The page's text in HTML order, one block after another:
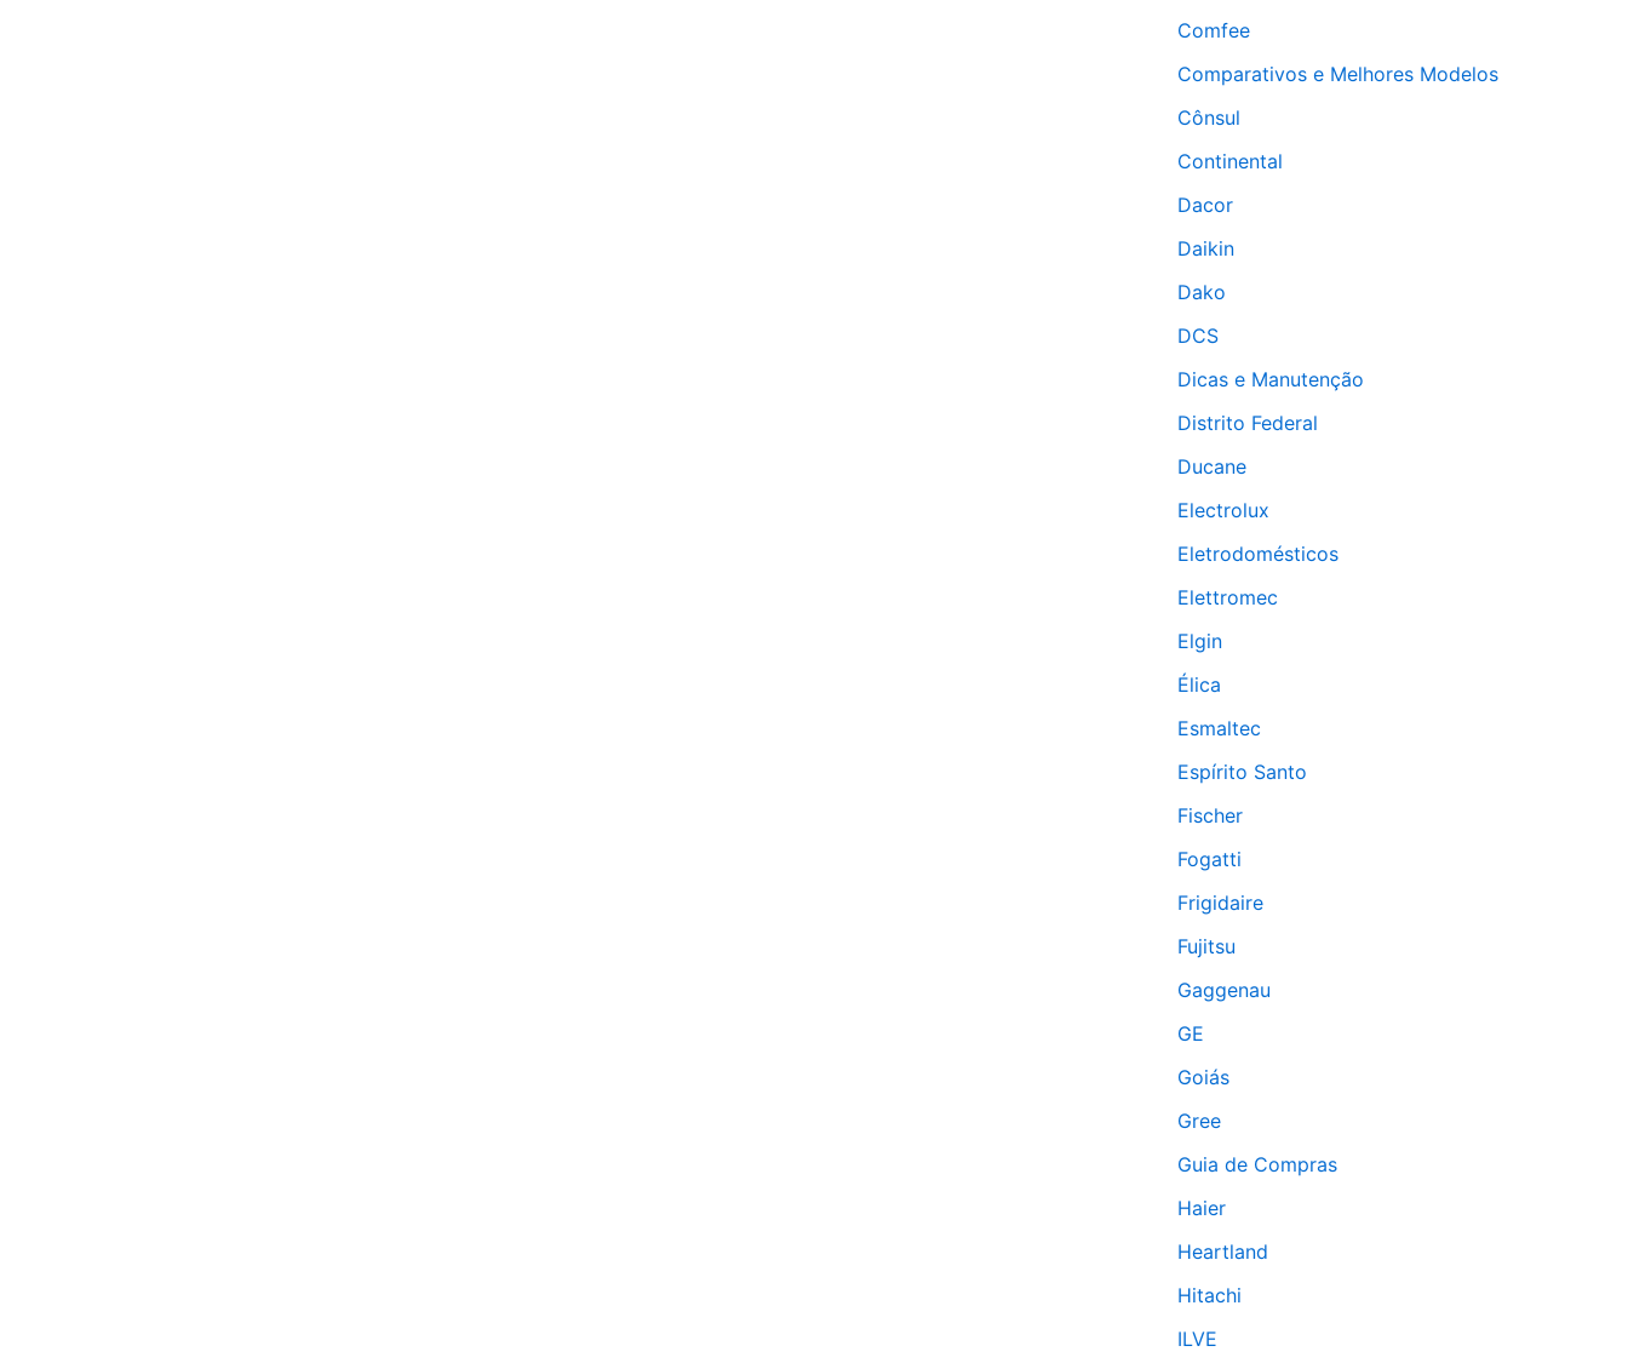
Comfee
Comparativos e Melhores Modelos
Cônsul
Continental
Dacor
Daikin
Dako
DCS
Dicas e Manutenção
Distrito Federal
Ducane
Electrolux
Eletrodomésticos
Elettromec
Elgin
Élica
Esmaltec
Espírito Santo
Fischer
Fogatti
Frigidaire
Fujitsu
Gaggenau
GE
Goiás
Gree
Guia de Compras
Haier
Heartland
Hitachi
ILVE